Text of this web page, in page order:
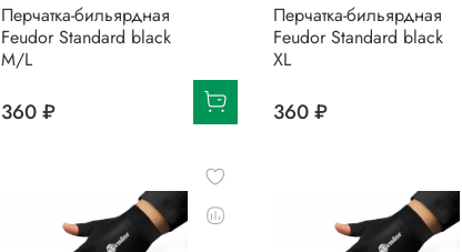
Перчатка-бильярдная
Feudor Standard black
M/L
360 ₽
Перчатка-бильярдная
Feudor Standard black
XL
360 ₽